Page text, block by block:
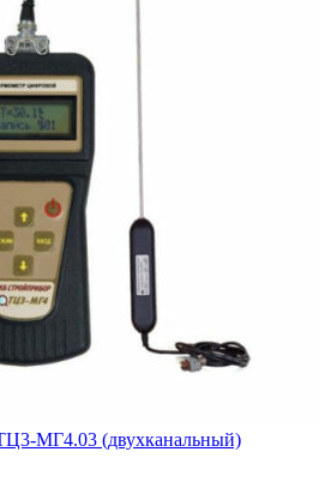
МГ4.03 (двухканальный)